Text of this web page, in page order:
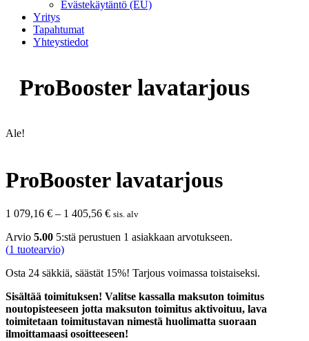
Evästekäytäntö (EU)
Yritys
Tapahtumat
Yhteystiedot
ProBooster lavatarjous
Ale!
ProBooster lavatarjous
1 079,16 € – 1 405,56 €Hintaluokka:
079,16 €
405,56 €
sis. alv
Arvio 5.00 5:stä perustuen 1 asiakkaan arvotukseen.
(1 tuotearvio)
Osta 24 säkkiä, säästät 15%! Tarjous voimassa toistaiseksi.
Sisältää toimituksen! Valitse kassalla maksuton toimitus
noutopisteeseen jotta maksuton toimitus aktivoituu, lava
toimitetaan toimitustavan nimestä huolimatta suoraan
ilmoittamaasi osoitteeseen!